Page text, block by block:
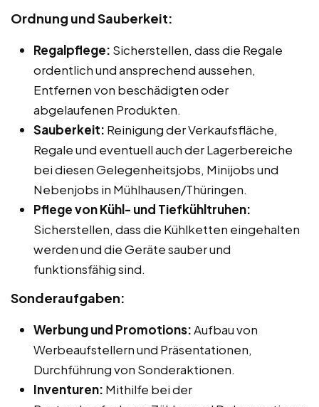
Ordnung und Sauberkeit:
Regalpflege: Sicherstellen, dass die Regale
ordentlich und ansprechend aussehen,
Entfernen von beschädigten oder
abgelaufenen Produkten.
Sauberkeit: Reinigung der Verkaufsfläche,
Regale und eventuell auch der Lagerbereiche
bei diesen Gelegenheitsjobs, Minijobs und
Nebenjobs in Mühlhausen/Thüringen.
Pflege von Kühl- und Tiefkühltruhen:
Sicherstellen, dass die Kühlketten eingehalten
werden und die Geräte sauber und
funktionsfähig sind.
Sonderaufgaben:
Werbung und Promotions:Aufbau von
Werbeaufstellern und Präsentationen,
Durchführung von Sonderaktionen.
Inventuren: Mithilfe bei der